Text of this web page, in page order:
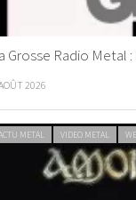
Grosse Radio Metal
2026
METAL VIDEO METAL